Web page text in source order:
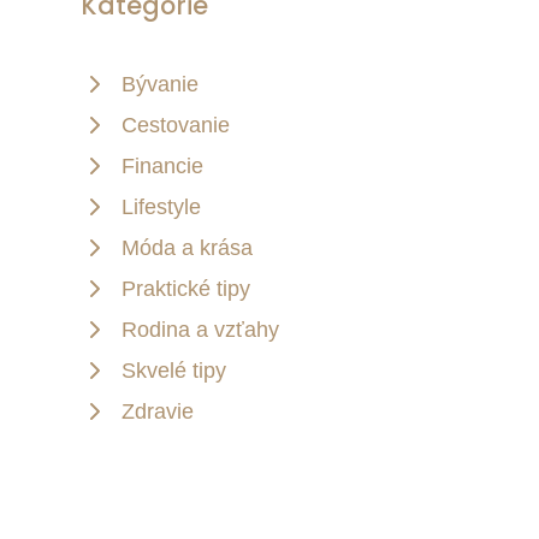
Bývanie
Cestovanie
Financie
Lifestyle
Móda a krása
Praktické tipy
Rodina a vzťahy
Skvelé tipy
Zdravie